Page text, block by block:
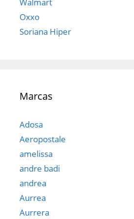
Oxxo
Soriana Hiper
Marcas
Adosa
Aeropostale
amelissa
andre badi
andrea
Aurrea
Aurrera